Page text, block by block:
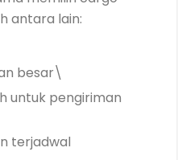
antara lain:
besar\
untuk pengiriman
terjadwal